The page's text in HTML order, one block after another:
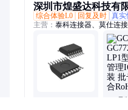
深圳市煌盛达科技有
综合体验L0
回复及时 真实
主营： 泰科连接器、莫仕连
连接器、安普连接器、新能
连接器、JST连接器、HRS
汽车插接器、汽车护套、电
连接器、itt连接器、AMP连
接器、德尔福连接器、